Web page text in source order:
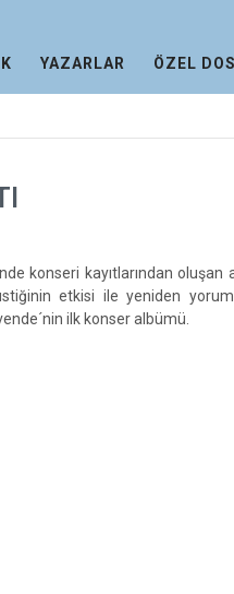
YAZARLAR ÖZEL
konseri kayıtlarından oluşan
etkisi ile yeniden
ilk konser albümü.